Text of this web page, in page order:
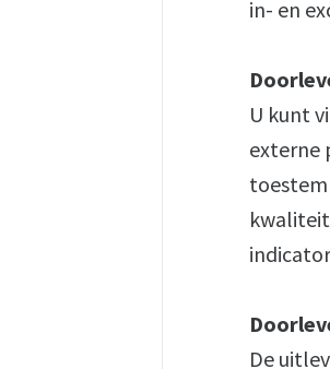
in- en
U kunt
externe
De